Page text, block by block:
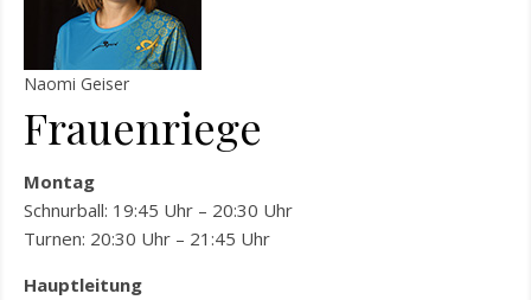
Naomi Geiser
Frauenriege
Montag
Schnurball: 19:45 Uhr – 20:30 Uhr
Turnen: 20:30 Uhr – 21:45 Uhr
Hauptleitung